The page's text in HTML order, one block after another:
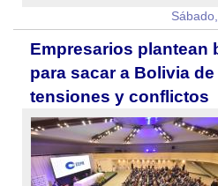
Empresarios plantean
para sacar a Bolivia
tensiones y conflictos